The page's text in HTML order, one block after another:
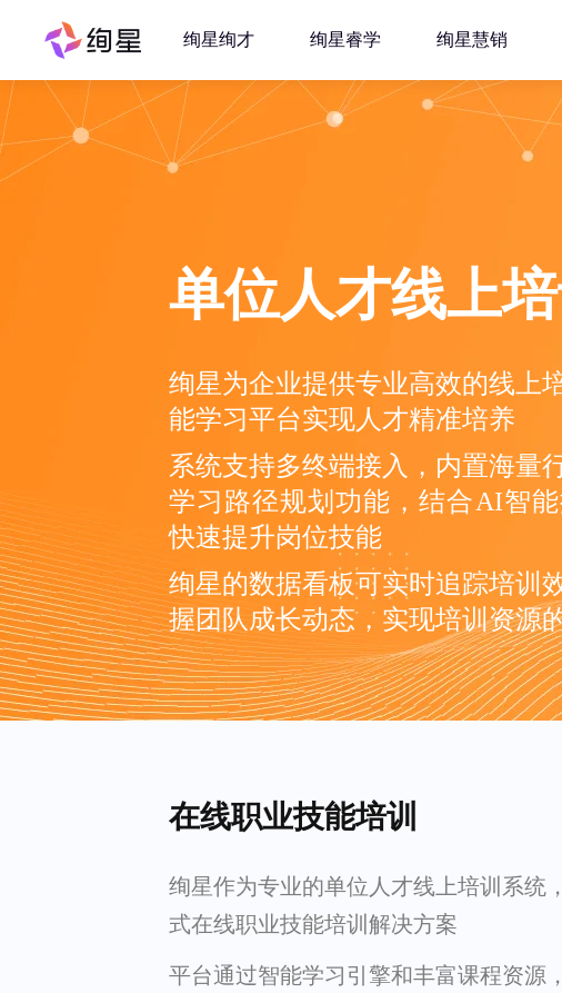
绚星绚才 绚星睿学 绚星慧销
单位人才线上
绚星为企业提供专业高效的线上
能学习平台实现人才精准培养
系统支持多终端接入，内置海量
学习路径规划功能，结合AI智
快速提升岗位技能
绚星的数据看板可实时追踪培训
握团队成长动态，实现培训资源
在线职业技能培训
绚星作为专业的单位人才线上培训系统
式在线职业技能培训解决方案
平台通过智能学习引擎和丰富课程资源